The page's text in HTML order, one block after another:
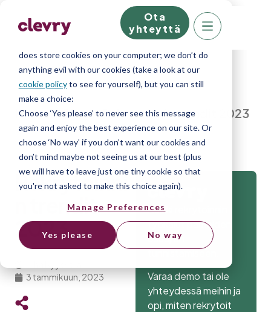
We know right? These cookie pop-ups can really
ruin your visit, so we’ll make this quick. This website
does store cookies on your computer; we don’t do
anything evil with our cookies (take a look at our
cookie policyto see for yourself), but you can still
make a choice:
Choose ‘Yes please’ to never see this message
again and enjoy the best experience on our site. Or
choose ‘No way’ if you don’t want our cookies and
don’t mind maybe not seeing us at our best (plus
we will have to leave just one tiny cookie so that
you're not asked to make this choice again).
Manage Preferences
Yes please No way
Ota
yhteyttä
Home»Blog»Rekrytoinnin trendit 2023
Rekrytoinni
n trendit
2023
3 tammikuun, 2023
Kaikki rekrytoinnin
työkalut parhaiden
osaajien
tunnistamiseen.
Varaa demo tai ole
yhteydessä meihin ja
opi, miten rekrytoit